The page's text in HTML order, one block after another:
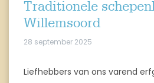
Traditionele
Willemsoord
28 september 2025
Liefhebbers van ons varend